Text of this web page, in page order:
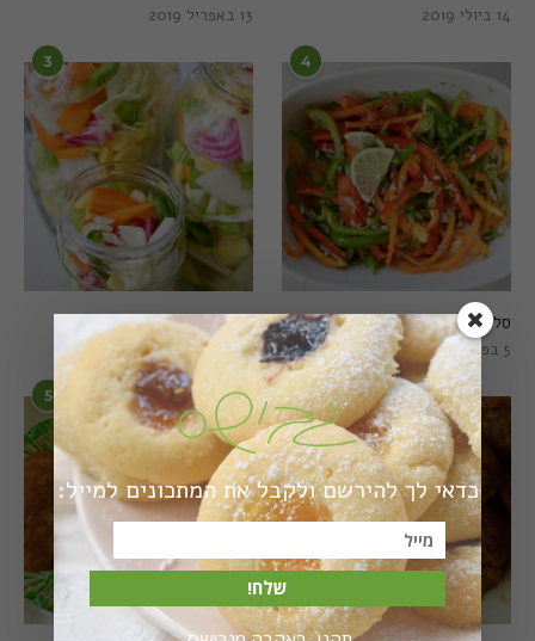
13 באפריל 2019 14 ביולי 2019
3
חמוצים מהירים
1 באוגוסט 2022
4
סלט פלפלים טרי וצבעוני
5 בפברואר 2021
5 6
כדאי לך להירשם ולקבל את המתכונים למייל:
שלח!